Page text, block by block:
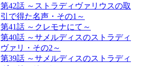
第42話 ～ストラディヴァリウスの取
引で得た名声・その1～
第41話 ～クレモナにて～
第40話 ～サメルディスのストラディ
ヴァリ・その2～
第39話 ～サメルディスのストラディ